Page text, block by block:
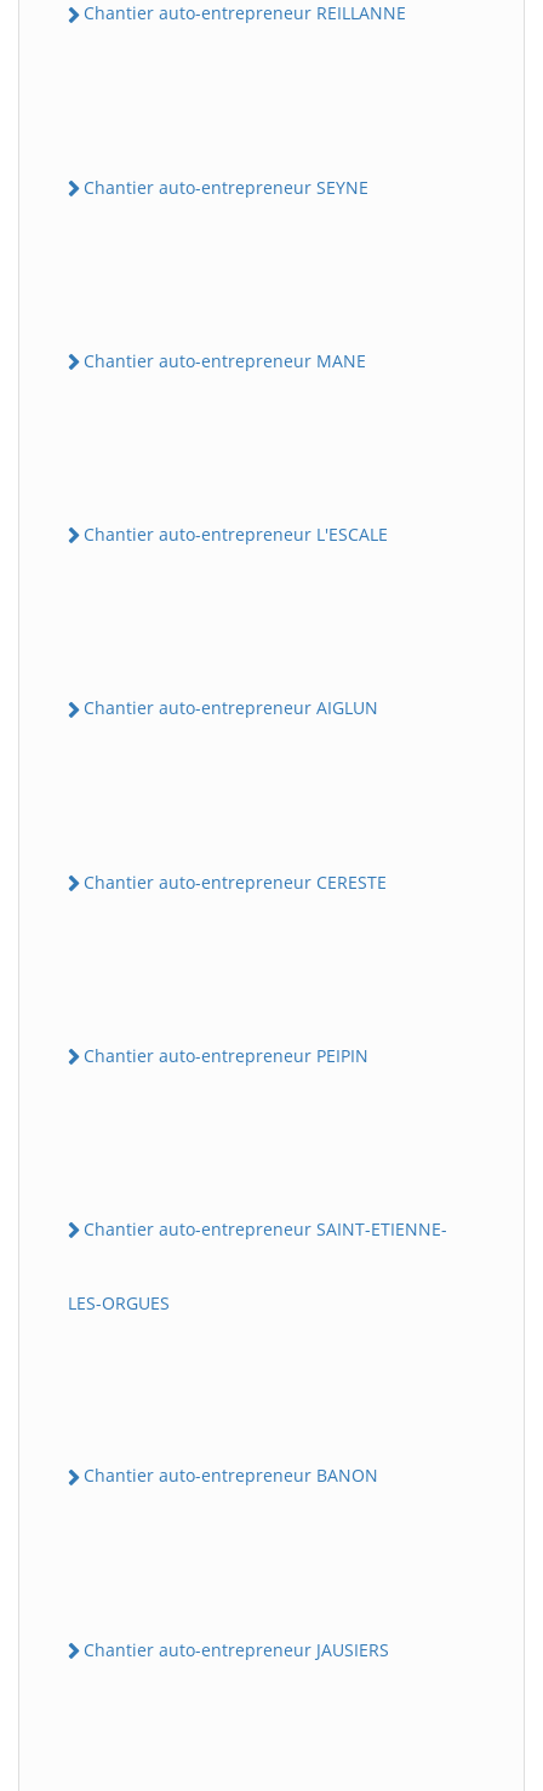
Chantier auto-entrepreneur REILLANNE
Chantier auto-entrepreneur SEYNE
Chantier auto-entrepreneur MANE
Chantier auto-entrepreneur L'ESCALE
Chantier auto-entrepreneur AIGLUN
Chantier auto-entrepreneur CERESTE
Chantier auto-entrepreneur PEIPIN
Chantier auto-entrepreneur SAINT-ETIENNE-
LES-ORGUES
Chantier auto-entrepreneur BANON
Chantier auto-entrepreneur JAUSIERS